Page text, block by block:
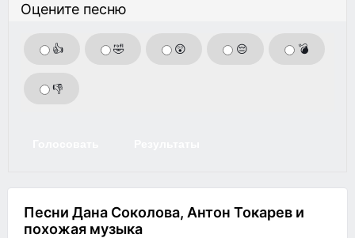
Оцените песню
👍 🤣 😲 😔 💣
👎
Песни Дана Соколова, Антон Токарев и
похожая музыка